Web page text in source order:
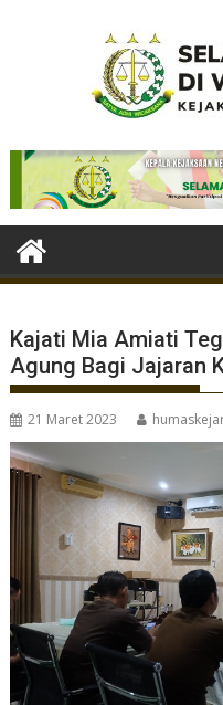
Kajati Mia Amiati
Agung Bagi Jajaran
21 Maret 2023